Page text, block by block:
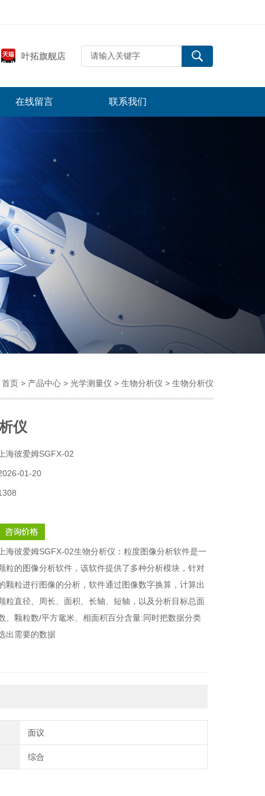
叶拓旗舰店
在线留言 联系我们
首页 > 产品中心 > 光学测量仪 > 生物分析仪 > 生物分析仪
仪
海彼爱姆SGFX-02
01-20
海彼爱姆SGFX-02生物分析仪：粒度图像分析软件是一
粒的图像分析软件，该软件提供了多种分析模块，针对
颗粒进行图像的分析，软件通过图像数字换算，计算出
粒直径、周长、面积、长轴、短轴，以及分析目标总面
、颗粒数/平方鼋米、相面积百分含量:同时把数据分类
出需要的数据
面议
综合